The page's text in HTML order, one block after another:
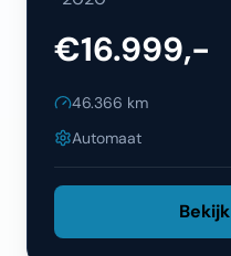
€16.999,-
46.366 km
Automaat